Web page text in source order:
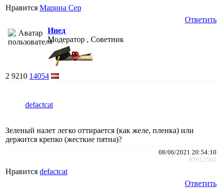
Нравится Марина Сер
Ответить
Инед
Модератор , Советник
2 9210 14054
defactcat
Зеленый налет легко оттирается (как желе, пленка) или
держится крепко (жесткие пятна)?
08/06/2021 20:54:10
#2912592
Нравится defactcat
Ответить